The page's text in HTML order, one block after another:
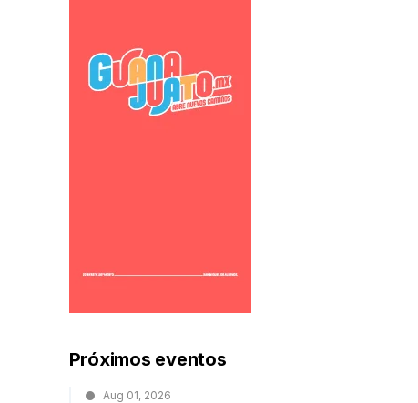
Próximos eventos
Aug 01, 2026